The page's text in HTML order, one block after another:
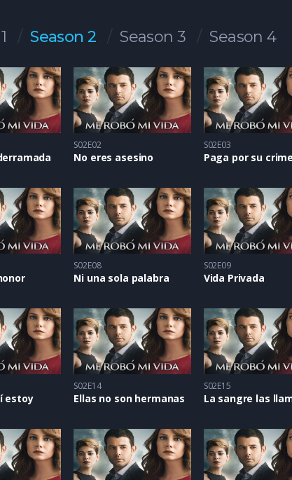
Season 2 Season 3 Season 4
S02E02
No eres asesino
S02E03
Paga por su
S02E08
Ni una sola palabra
S02E09
Vida Privada
estoy
S02E14
Ellas no son hermanas
S02E15
La sangre las